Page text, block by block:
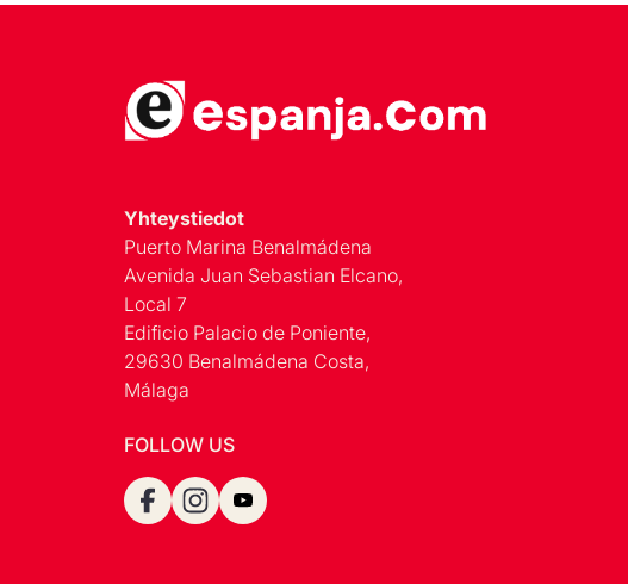
Yhteystiedot
Puerto Marina Benalmádena
Avenida Juan Sebastian Elcano,
Local 7
Edificio Palacio de Poniente,
29630 Benalmádena Costa,
Málaga
FOLLOW US